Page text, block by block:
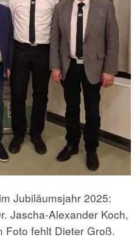
Jubiläumsjahr 2025:
Jascha-Alexander Koch,
Foto fehlt Dieter Groß.